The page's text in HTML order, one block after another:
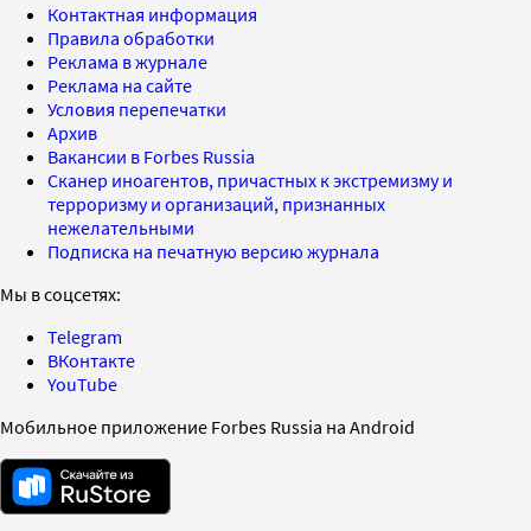
Контактная информация
Правила обработки
Реклама в журнале
Реклама на сайте
Условия перепечатки
Архив
Вакансии в Forbes Russia
Сканер иноагентов, причастных к экстремизму и
терроризму и организаций, признанных
нежелательными
Подписка на печатную версию журнала
Мы в соцсетях:
Telegram
ВКонтакте
YouTube
Мобильное приложение Forbes Russia на Android